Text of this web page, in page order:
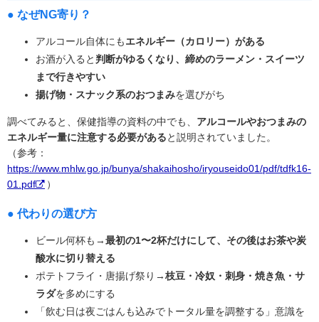
● なぜNG寄り？
アルコール自体にもエネルギー（カロリー）がある
お酒が入ると 判断がゆるくなり、締めのラーメン・スイーツ
まで行きやすい
揚げ物・スナック系のおつまみを選びがち
調べてみると、保健指導の資料の中でも、 アルコールやおつまみの
エネルギー量に注意する必要があると説明されていました。
（参考：
https://www.mhlw.go.jp/bunya/shakaihosho/iryouseido01/pdf/tdfk16-
01.pdf
）
● 代わりの選び方
ビール何杯も→最初の1〜2杯だけにして、その後はお茶や炭
酸水に切り替える
ポテトフライ・唐揚げ祭り→枝豆・冷奴・刺身・焼き魚・サ
ラダを多めにする
「飲む日は夜ごはんも込みでトータル量を調整する」意識を